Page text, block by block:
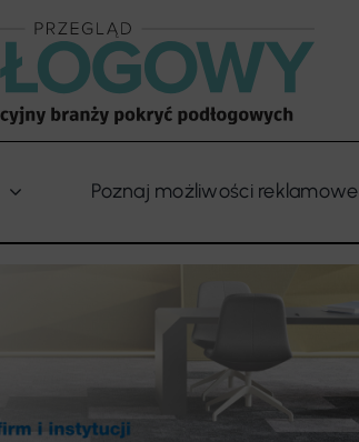
Poznaj możliwości reklamowe